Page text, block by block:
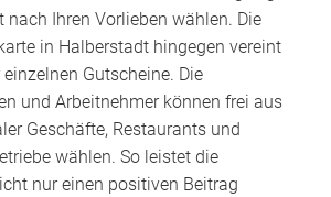
nach Ihren Vorlieben wählen. Die
in Halberstadt hingegen vereint
Gutscheine. Die
und Arbeitnehmer können frei aus
Geschäfte, Restaurants und
wählen. So leistet die
nur einen positiven Beitrag